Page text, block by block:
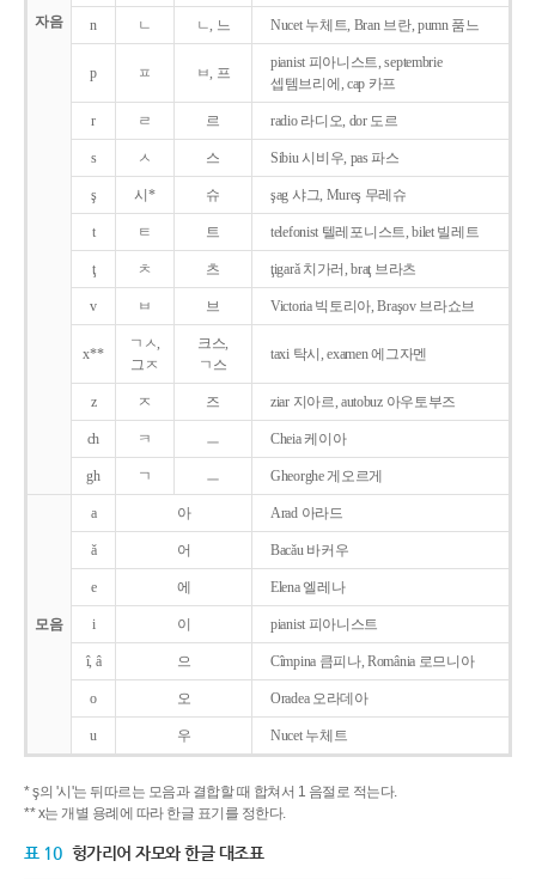
자음 n ㄴ ㄴ, 느 Nucet 누체트, Bran 브란, pumn 품느
p ㅍ ㅂ, 프
pianist 피아니스트, septembrie
셉템브리에, cap 카프
r ㄹ 르 radio 라디오, dor 도르
s ㅅ 스 Sibiu 시비우, pas 파스
ş 시* 슈 şag 샤그, Mureş 무레슈
t ㅌ 트 telefonist 텔레포니스트, bilet 빌레트
ţ ㅊ 츠 ţigarǎ 치가러, braţ 브라츠
v ㅂ 브 Victoria 빅토리아, Braşov 브라쇼브
x**
ㄱㅅ,
그ㅈ
크스,
ㄱ스
taxi 탁시, examen 에그자멘
z ㅈ 즈 ziar 지아르, autobuz 아우토부즈
ch ㅋ ㅡ Cheia 케이아
gh ㄱ ㅡ Gheorghe 게오르게
모음
a 아 Arad 아라드
ǎ 어 Bacǎu 바커우
e 에 Elena 엘레나
i 이 pianist 피아니스트
î, â 으 Cîmpina 큼피나, România 로므니아
o 오 Oradea 오라데아
u 우 Nucet 누체트
* ş의 '시'는 뒤따르는 모음과 결합할 때 합쳐서 1 음절로 적는다.
** x는 개별 용례에 따라 한글 표기를 정한다.
표 10 헝가리어 자모와 한글 대조표